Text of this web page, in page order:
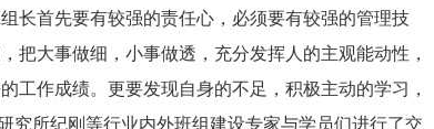
长首先要有较强的责任心，必须要有较强的管理技
把大事做细，小事做透，充分发挥人的主观能动性，
工作成绩。更要发现自身的不足，积极主动的学习，
究所纪刚等行业内外班组建设专家与学员们进行了交